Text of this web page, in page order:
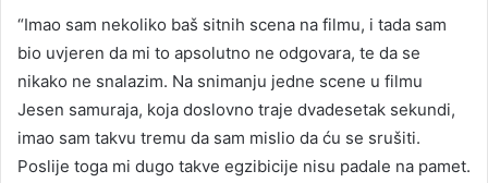
“Imao sam nekoliko baš sitnih scena na filmu, i tada sam
bio uvjeren da mi to apsolutno ne odgovara, te da se
nikako ne snalazim. Na snimanju jedne scene u filmu
Jesen samuraja, koja doslovno traje dvadesetak sekundi,
imao sam takvu tremu da sam mislio da ću se srušiti.
Poslije toga mi dugo takve egzibicije nisu padale na pamet.